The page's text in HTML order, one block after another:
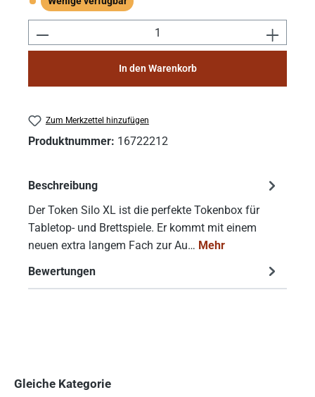
Wenige verfügbar
Produkt Anzahl: Gib den gewünschten
In den Warenkorb
Zum Merkzettel hinzufügen
Produktnummer: 16722212
Beschreibung
Der Token Silo XL ist die perfekte Tokenbox für
Tabletop- und Brettspiele. Er kommt mit einem
neuen extra langem Fach zur Au… Mehr
Bewertungen
Gleiche Kategorie